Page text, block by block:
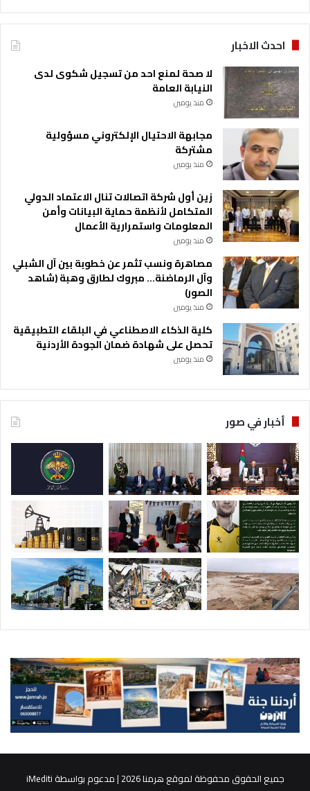
ي
و
ب
ي احدث الاخبار
لا صحة لمنع احد من تسجيل شكوى لدى
النيابة العامة
منذ يومين
مجابهة الاحتيال الإلكتروني مسؤولية
مشتركة
منذ يومين
زين أول شركة اتصالات تنال الاعتماد الدولي
المتكامل لأنظمة حماية البيانات وأمن
المعلومات واستمرارية الأعمال
منذ يومين
مصاهرة ونسب تثمر عن خطوبة بين آل الشبلي
وآل الرماضنة… مبروك لطارق وهبة (شاهد
الصور)
منذ يومين
كلية الذكاء الاصطناعي في البلقاء التطبيقية
تحصل على شهادة ضمان الجودة الأردنية
منذ يومين
أخبار في صور
جميع الحقوق محفوظة لموقع هرمنا 2026 | مدعوم بواسطة iMediti